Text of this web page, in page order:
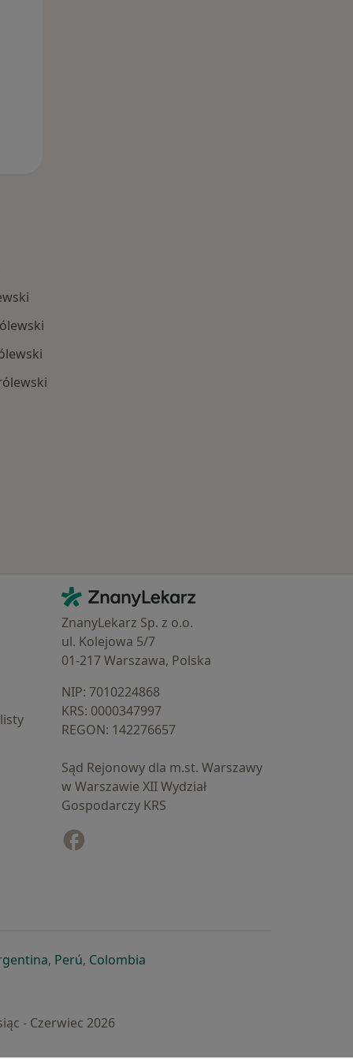
Kontakt
ZnanyLekarz - Strona główna
ZnanyLekarz Sp. z o.o.
ul. Kolejowa 5/7
01-217 Warszawa, Polska
NIP: ⁠7010224868
KRS: ⁠0000347997
REGON: ⁠142276657
Sąd Rejonowy dla m.st. Warszawy
w Warszawie XII Wydział
Gospodarczy KRS
karcie
w nowej karcie
się w nowej karcie
otwiera się w nowej karcie
, Perúotwiera się w nowej karcie
, Colombiaotwiera się w nowej karcie
- Czerwiec 2026